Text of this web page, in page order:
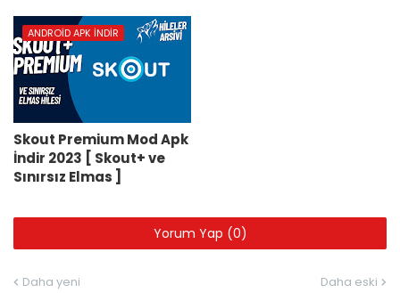
ANDROID APK İNDIR
Skout Premium Mod Apk
İndir 2023 [ Skout+ ve
Sınırsız Elmas ]
Yorum Yap (0)
Daha yeni Daha eski